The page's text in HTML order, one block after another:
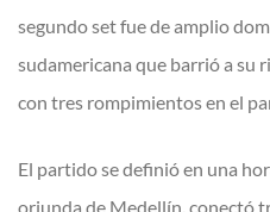
segundo set fue de amplio
sudamericana que barrió a su
con tres rompimientos en el
El partido se definió en una
oriunda de Medellín, conectó